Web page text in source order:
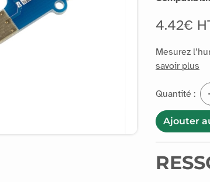
4.42€
Mesurez
savoir plus
Quantité :
Ajouter